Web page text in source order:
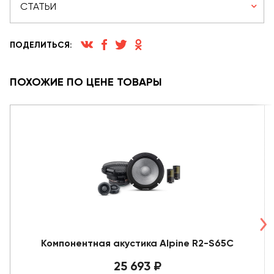
СТАТЬИ
ПОДЕЛИТЬСЯ:
ПОХОЖИЕ ПО ЦЕНЕ ТОВАРЫ
Компонентная акустика Alpine R2-S65C
25 693 ₽